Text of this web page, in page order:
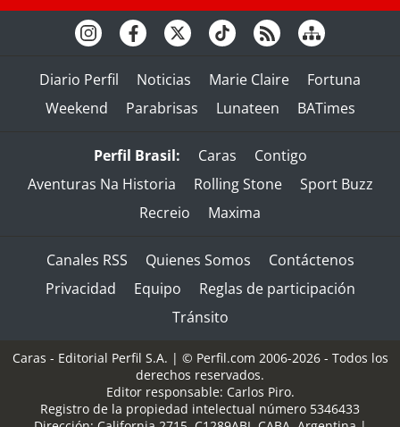
Diario Perfil Noticias Marie Claire
Fortuna
Weekend
Parabrisas Lunateen BATimes
Perfil Brasil: Caras
Contigo
Aventuras Na Historia
Rolling Stone
Sport Buzz
Recreio
Maxima
Canales RSS Quienes Somos
Contáctenos
Privacidad
Equipo
Reglas de participación
Tránsito
Caras - Editorial Perfil S.A. | © Perfil.com 2006-2026 - Todos los
derechos reservados.
Editor responsable: Carlos Piro.
Registro de la propiedad intelectual número 5346433